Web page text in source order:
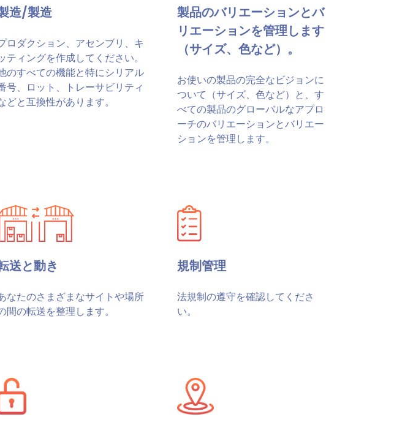
造/製造
ロダクション、アセンブリ、キ
ティングを作成してください。
のすべての機能と特にシリアル
号、ロット、トレーサビリティ
どと互換性があります。
製品のバリエーションとバ
リエーションを管理します
（サイズ、色など）。
お使いの製品の完全なビジョンに
ついて（サイズ、色など）と、す
べての製品のグローバルなアプロ
ーチのバリエーションとバリエー
ションを管理します。
送と動き
なたのさまざまなサイトや場所
間の転送を整理します。
規制管理
法規制の遵守を確認してくださ
い。